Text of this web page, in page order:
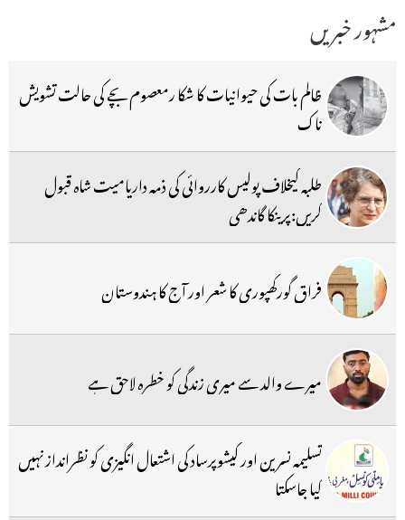
مشہور خبریں
ظالم بات کی حیوانیات کا شکا رمعصوم بچے کی حالت تشویش
ناک
طلبہ کیخلاف پولیس کارروائی کی ذمہ داریامیت شاہ قبول
کریں:پرینکا گاندھی
فراق گورکھپوری کا شعر اور آج کا ہندوستان
میرے والد سے میری زندگی کو خطرہ لاحق ہے
تسلیمہ نسرین اور کیشوپرساد کی اشتعال انگیزی کو نظرانداز نہیں
کیا جاسکتا